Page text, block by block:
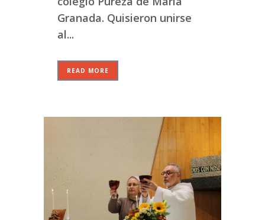
Granada. Quisieron unirse
al...
READ MORE